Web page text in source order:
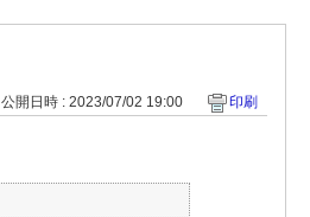
公開日時 : 2023/07/02 19:00 印刷